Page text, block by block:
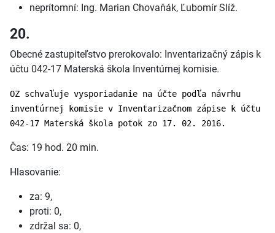
neprítomní: Ing. Marian Chovaňák, Ľubomír Slíž.
20.
Obecné zastupiteľstvo prerokovalo: Inventarizačný zápis k
účtu 042-17 Materská škola Inventúrnej komisie.
OZ schvaľuje vysporiadanie na účte podľa návrhu
inventúrnej komisie v Inventarizačnom zápise k účtu
042-17 Materská škola potok zo 17. 02. 2016.
Čas: 19 hod. 20 min.
Hlasovanie:
za: 9,
proti: 0,
zdržal sa: 0,